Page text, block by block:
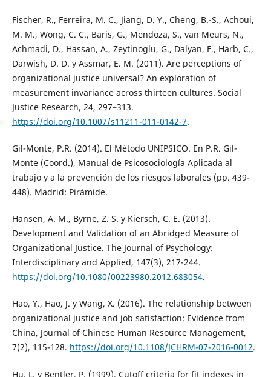
Fischer, R., Ferreira, M. C., Jiang, D. Y., Cheng, B.-S., Achoui,
M. M., Wong, C. C., Baris, G., Mendoza, S., van Meurs, N.,
Achmadi, D., Hassan, A., Zeytinoglu, G., Dalyan, F., Harb, C.,
Darwish, D. D. y Assmar, E. M. (2011). Are perceptions of
organizational justice universal? An exploration of
measurement invariance across thirteen cultures. Social
Justice Research, 24, 297–313.
https://doi.org/10.1007/s11211-011-0142-7.
Gil-Monte, P.R. (2014). El Método UNIPSICO. En P.R. Gil-
Monte (Coord.), Manual de Psicosociología Aplicada al
trabajo y a la prevención de los riesgos laborales (pp. 439-
448). Madrid: Pirámide.
Hansen, A. M., Byrne, Z. S. y Kiersch, C. E. (2013).
Development and Validation of an Abridged Measure of
Organizational Justice. The Journal of Psychology:
Interdisciplinary and Applied, 147(3), 217-244.
https://doi.org/10.1080/00223980.2012.683054.
Hao, Y., Hao, J. y Wang, X. (2016). The relationship between
organizational justice and job satisfaction: Evidence from
China, Journal of Chinese Human Resource Management,
7(2), 115-128. https://doi.org/10.1108/JCHRM-07-2016-0012.
Hu, L. y Bentler, P. (1999). Cutoff criteria for fit indexes in